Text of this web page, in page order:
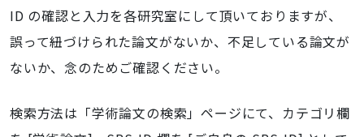
ID の確認と入力を各研究室にして頂いておりますが、
誤って紐づけられた論文がないか、不足している論文が
ないか、念のためご確認ください。
検索方法は「学術論文の検索」ページにて、カテゴリ欄